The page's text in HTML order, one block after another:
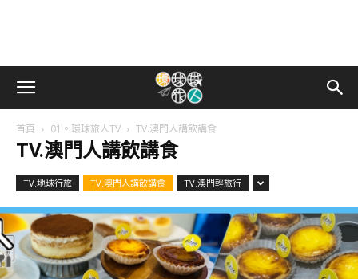
首頁 01。環球旅人TV TV.澳門人講飲講食
TV.澳門人講飲講食
TV.地球行旅 TV.澳門人講飲講食 TV.澳門輕旅行